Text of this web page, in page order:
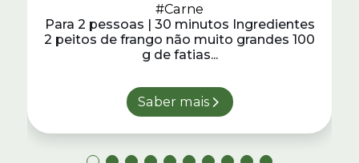
#Carne
Para 2 pessoas | 30 minutos Ingredientes
2 peitos de frango não muito grandes 100
g de fatias...
Saber mais